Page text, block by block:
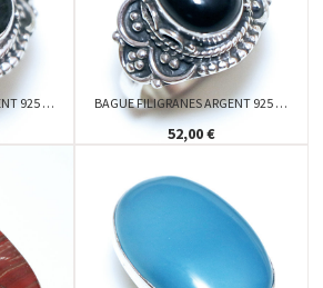
925 … BAGUE FILIGRANES ARGENT 925 …
52,00 €